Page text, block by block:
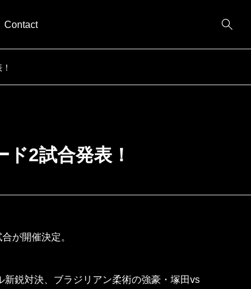
Contact
2試合発表！
が開催決定。
鋭対決、ブラジリアン柔術の強豪・塚田vs